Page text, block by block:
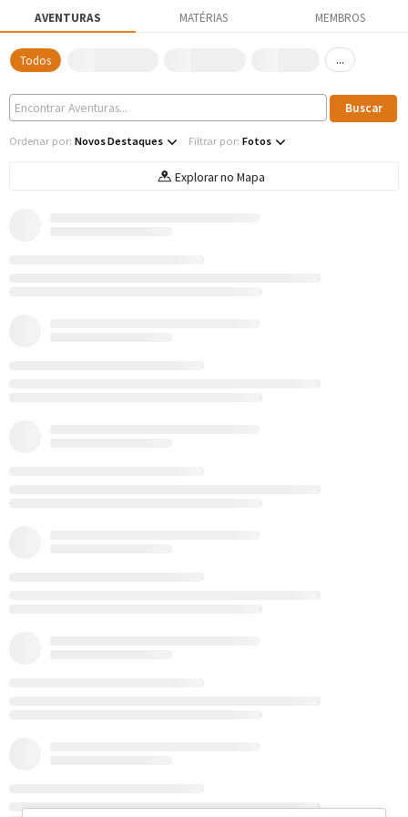
AVENTURAS MATÉRIAS MEMBROS
Todos ...
Ordenar por: Novos Destaques Filtrar por: Fotos
Explorar no Mapa